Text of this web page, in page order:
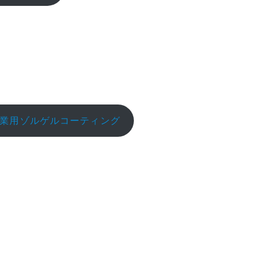
用ゾルゲルコーティング